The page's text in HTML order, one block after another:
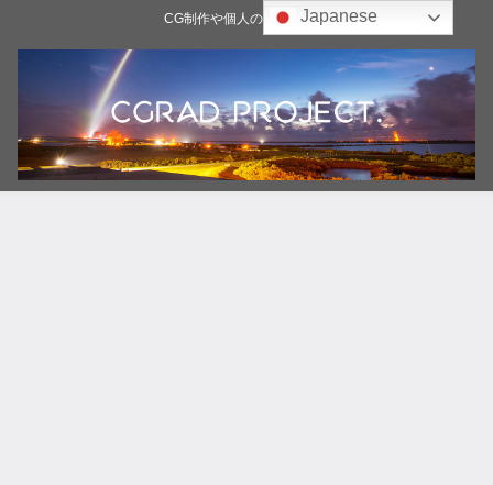
CG制作や個人の雑記ブログJapanese